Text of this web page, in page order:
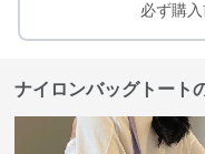
必ず購入
ナイロンバッグトート